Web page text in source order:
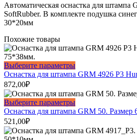
Автоматическая оснастка для штампа
SoftRubber. В комплекте подушка
30*20мм
Похожие товары
Выберите параметрыЭтот
товар
несколько
вариаций.
Опции
можно
выбрать
на
Оснастка для штампа GRM 4926 P3
872,00₽
Выберите параметрыЭтот
товар
несколько
Оснастка для штампа GRM 50. Размер
521,00₽